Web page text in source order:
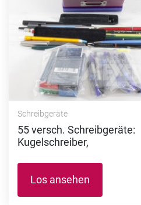
Schreibgeräte
55 versch. Schreibgeräte:
Kugelschreiber,
Los ansehen